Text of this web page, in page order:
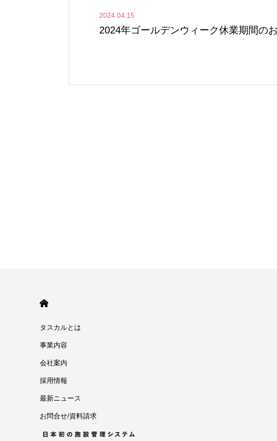
2024.04.15
2024年ゴールデンウィーク休業期間の
タスカルとは
事業内容
会社案内
採用情報
最新ニュース
お問合せ/資料請求